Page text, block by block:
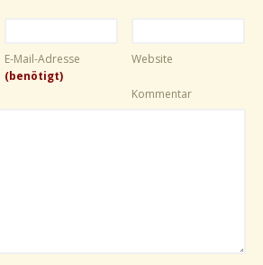
E-Mail-Adresse
(benötigt)
Website
Kommentar